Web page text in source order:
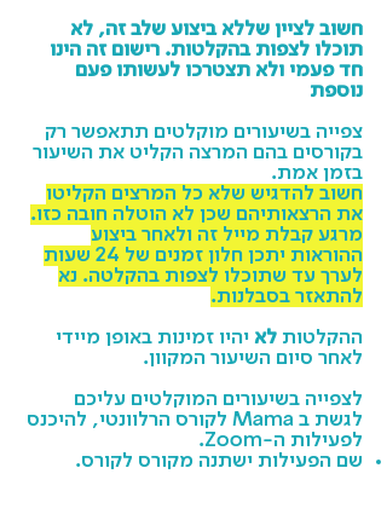
חשוב לציין שללא ביצוע שלב זה, לא
תוכלו לצפות בהקלטות. רישום זה הינו
חד פעמי ולא תצטרכו לעשותו פעם
נוספת
צפייה בשיעורים מוקלטים תתאפשר רק
בקורסים בהם המרצה הקליט את השיעור
בזמן אמת.
חשוב להדגיש שלא כל המרצים הקליטו
את הרצאותיהם שכן לא הוטלה חובה כזו.
מרגע קבלת מייל זה ולאחר ביצוע
ההוראות יתכן חלון זמנים של 24 שעות
לערך עד שתוכלו לצפות בהקלטה. נא
להתאזר בסבלנות.
ההקלטות לא יהיו זמינות באופן מיידי
לאחר סיום השיעור המקוון.
לצפייה בשיעורים המוקלטים עליכם
לגשת ב Mama לקורס הרלוונטי, להיכנס
לפעילות ה-Zoom.
שם הפעילות ישתנה מקורס לקורס.